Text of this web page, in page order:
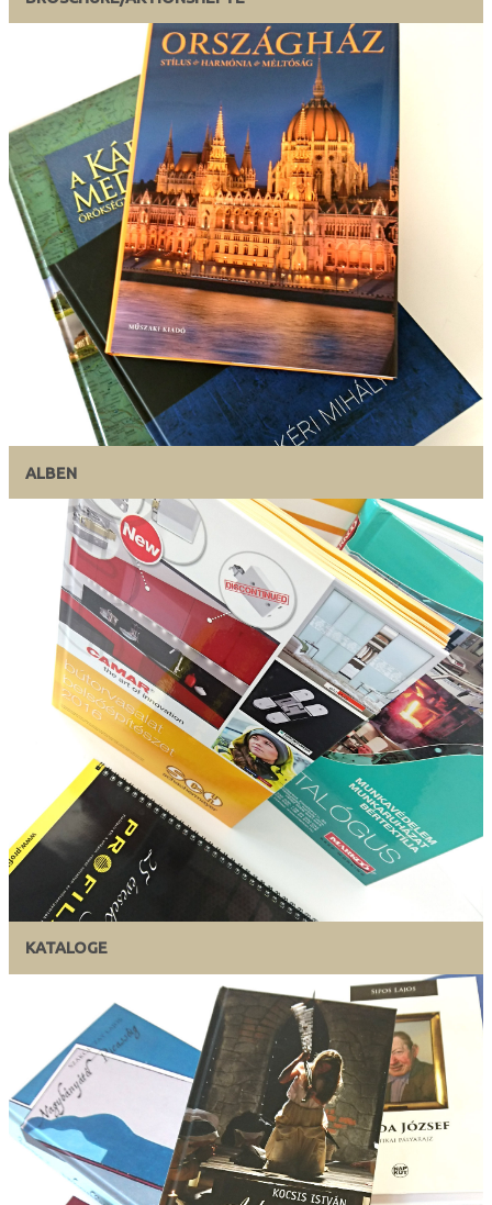
ALBEN
KATALOGE